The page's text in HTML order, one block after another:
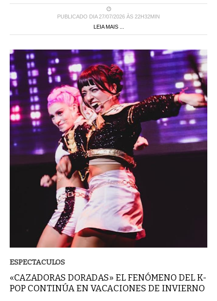
PUBLICADO DIA 27/07/2026 ÀS 22H32MIN
LEIA MAIS ...
ESPECTACULOS
«CAZADORAS DORADAS» EL FENÓMENO DEL K-
POP CONTINÚA EN VACACIONES DE INVIERNO